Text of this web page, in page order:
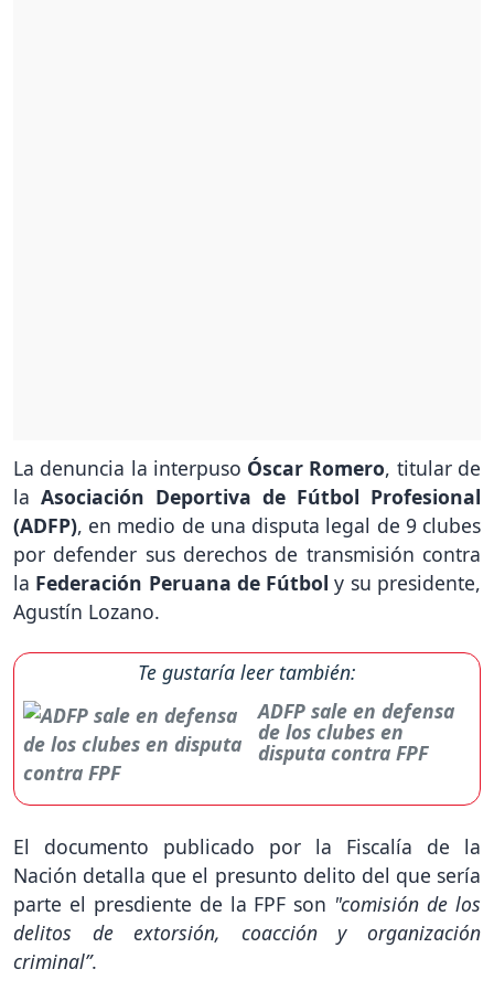
La denuncia la interpuso Óscar Romero, titular de
la Asociación Deportiva de Fútbol Profesional
(ADFP), en medio de una disputa legal de 9 clubes
por defender sus derechos de transmisión contra
la Federación Peruana de Fútbol y su presidente,
Agustín Lozano.
Te gustaría leer también:
ADFP sale en defensa
de los clubes en
disputa contra FPF
El documento publicado por la Fiscalía de la
Nación detalla que el presunto delito del que sería
parte el presdiente de la FPF son "comisión de los
delitos de extorsión, coacción y organización
criminal”.